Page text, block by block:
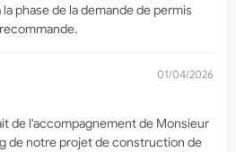
phase de la demande de permis
01/04/2026
de l'accompagnement de Monsieur
de notre projet de construction de